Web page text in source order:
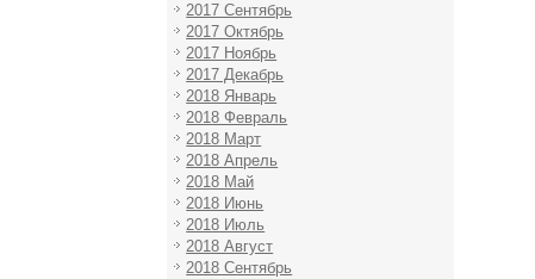
2017 Сентябрь
2017 Октябрь
2017 Ноябрь
2017 Декабрь
2018 Январь
2018 Февраль
2018 Март
2018 Апрель
2018 Май
2018 Июнь
2018 Июль
2018 Август
2018 Сентябрь